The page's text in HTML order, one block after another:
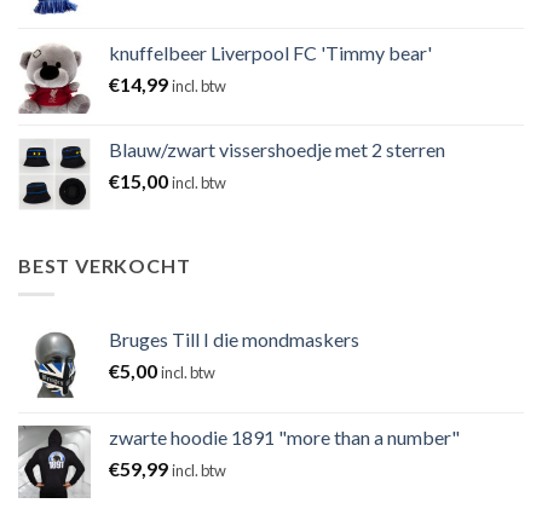
knuffelbeer Liverpool FC 'Timmy bear'
€14,99incl. btw
Blauw/zwart vissershoedje met 2 sterren
€15,00incl. btw
BEST VERKOCHT
Bruges Till I die mondmaskers
€5,00incl. btw
zwarte hoodie 1891 "more than a number"
€59,99incl. btw